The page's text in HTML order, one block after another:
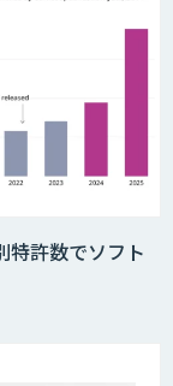
特許数でソフト